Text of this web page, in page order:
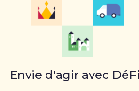
Envie d'agir avec